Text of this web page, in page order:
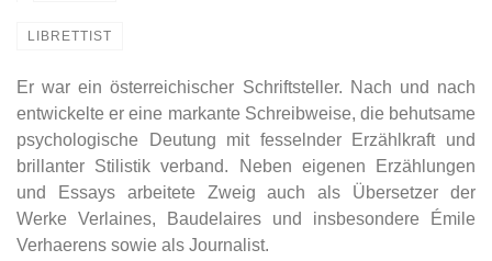
LIBRETTIST
Er war ein österreichischer Schriftsteller. Nach und nach
entwickelte er eine markante Schreibweise, die behutsame
psychologische Deutung mit fesselnder Erzählkraft und
brillanter Stilistik verband. Neben eigenen Erzählungen
und Essays arbeitete Zweig auch als Übersetzer der
Werke Verlaines, Baudelaires und insbesondere Émile
Verhaerens sowie als Journalist.